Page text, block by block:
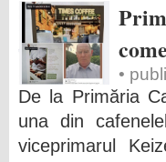
•
De la Primăria
una din
viceprimarul